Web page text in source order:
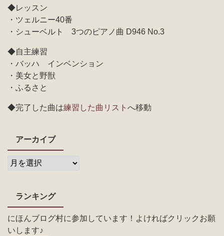
◆レッスン
・ツェルニー40番
・シューベルト 3つのピアノ曲 D946 No.3
◆自主練習
・バッハ インベンション
・美女と野獣
・ふるさと
◆完了した曲は練習した曲リスト へ移動
アーカイブ
ランキング
にほんブログ村に参加しています！よければクリックお願
いします♪